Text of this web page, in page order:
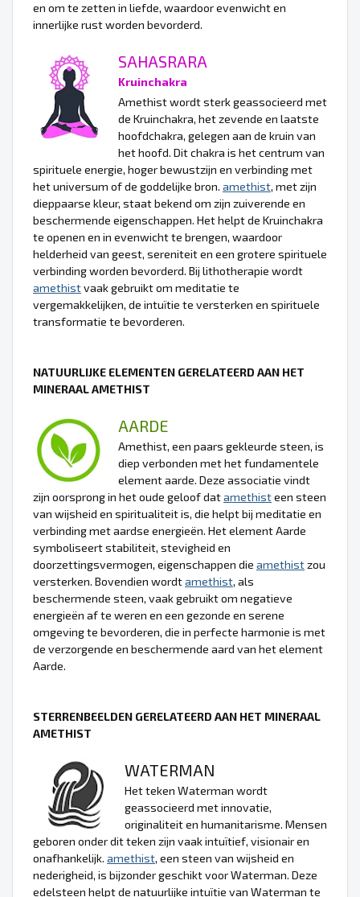
en om te zetten in liefde, waardoor evenwicht en
innerlijke rust worden bevorderd.
SAHASRARA
Kruinchakra
Amethist wordt sterk geassocieerd met
de Kruinchakra, het zevende en laatste
hoofdchakra, gelegen aan de kruin van
het hoofd. Dit chakra is het centrum van
spirituele energie, hoger bewustzijn en verbinding met
het universum of de goddelijke bron. amethist, met zijn
dieppaarse kleur, staat bekend om zijn zuiverende en
beschermende eigenschappen. Het helpt de Kruinchakra
te openen en in evenwicht te brengen, waardoor
helderheid van geest, sereniteit en een grotere spirituele
verbinding worden bevorderd. Bij lithotherapie wordt
amethistvaak gebruikt om meditatie te
vergemakkelijken, de intuïtie te versterken en spirituele
transformatie te bevorderen.
NATUURLIJKE ELEMENTEN GERELATEERD AAN HET
MINERAAL AMETHIST
AARDE
Amethist, een paars gekleurde steen, is
diep verbonden met het fundamentele
element aarde. Deze associatie vindt
zijn oorsprong in het oude geloof datamethisteen steen
van wijsheid en spiritualiteit is, die helpt bij meditatie en
verbinding met aardse energieën. Het element Aarde
symboliseert stabiliteit, stevigheid en
doorzettingsvermogen, eigenschappen die amethistzou
versterken. Bovendien wordtamethist, als
beschermende steen, vaak gebruikt om negatieve
energieën af te weren en een gezonde en serene
omgeving te bevorderen, die in perfecte harmonie is met
de verzorgende en beschermende aard van het element
Aarde.
STERRENBEELDEN GERELATEERD AAN HET MINERAAL
AMETHIST
WATERMAN
Het teken Waterman wordt
geassocieerd met innovatie,
originaliteit en humanitarisme. Mensen
geboren onder dit teken zijn vaak intuïtief, visionair en
onafhankelijk. amethist, een steen van wijsheid en
nederigheid, is bijzonder geschikt voor Waterman. Deze
edelsteen helpt de natuurlijke intuïtie van Waterman te